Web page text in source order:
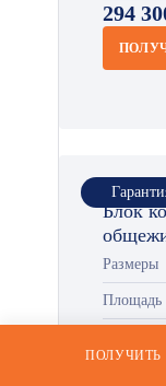
294
Блок
Размеры
Площадь
ПОЛУЧИТЬ